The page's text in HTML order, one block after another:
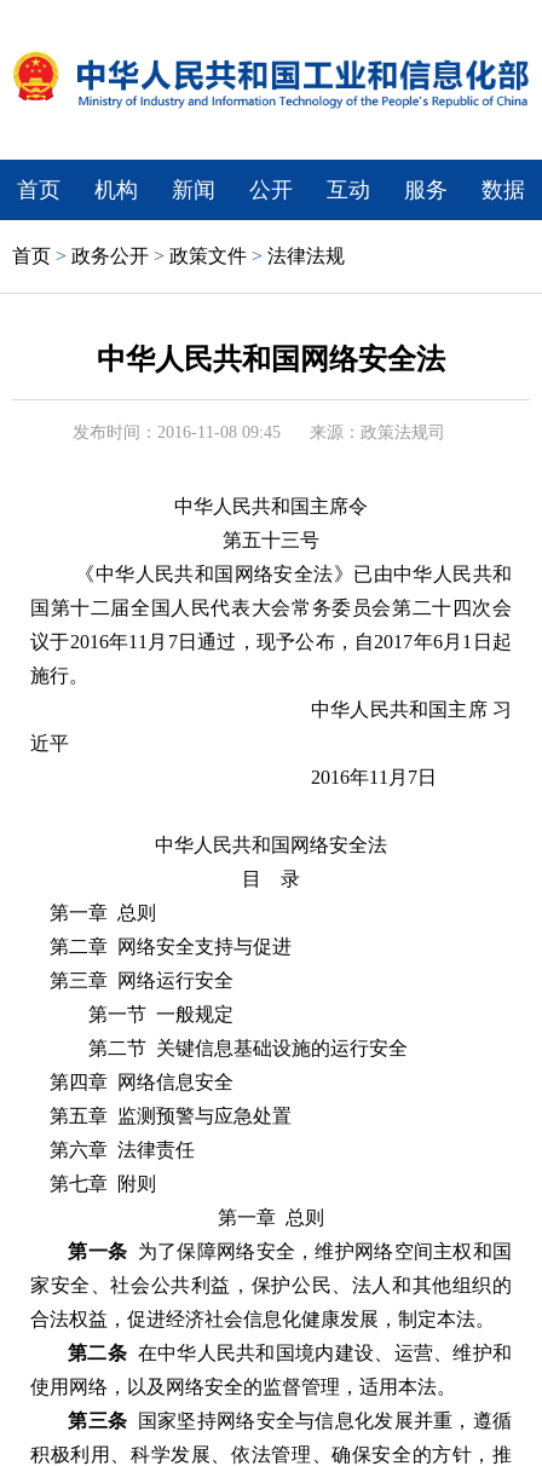
首页 机构 新闻 公开 互动 服务 数据
首页 > 政务公开 > 政策文件 > 法律法规
中华人民共和国网络安全法
发布时间：2016-11-08 09:45 来源：政策法规司
中华人民共和国主席令
第五十三号
《中华人民共和国网络安全法》已由中华人民共和
国第十二届全国人民代表大会常务委员会第二十四次会
议于2016年11月7日通过，现予公布，自2017年6月1日起
施行。
中华人民共和国主席 习
近平
2016年11月7日
中华人民共和国网络安全法
目
录
第一章 总则
第二章 网络安全支持与促进
第三章 网络运行安全
第一节 一般规定
第二节 关键信息基础设施的运行安全
第四章 网络信息安全
第五章 监测预警与应急处置
第六章 法律责任
第七章 附则
第一章 总则
第一条 为了保障网络安全 ，维护网络空间主权和国
家安全
、社会公共利益 ， 保护公民
法人和其他组织的
合法权益 ， 促进经济社会信息化健康发展 ， 制定本法。
第二条 在中华人民共和国境内建设 运营 、维护和
使用网络 ， 以及网络安全的监督管理 ， 适用本法。
第三条
国家坚持网络安全与信息化发展并重 ， 遵循
积极利用
、科学发展 、依法管理 、确保安全的方针 ，推